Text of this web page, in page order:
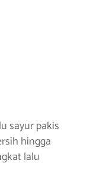
sayur pakis
hingga
lalu